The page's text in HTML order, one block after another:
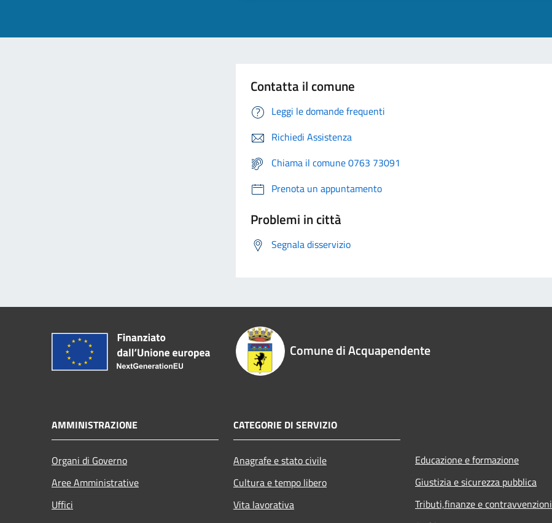
Contatta il comune
Leggi le domande frequenti
Richiedi Assistenza
Chiama il comune 0763 73091
Prenota un appuntamento
Problemi in città
Segnala disservizio
Comune di Acquapendente
AMMINISTRAZIONE
Organi di Governo
Aree Amministrative
Uffici
CATEGORIE DI SERVIZIO
Anagrafe e stato civile
Cultura e tempo libero
Vita lavorativa
Educazione e formazione
Giustizia e sicurezza pubblica
Tributi,finanze e contravvenzioni